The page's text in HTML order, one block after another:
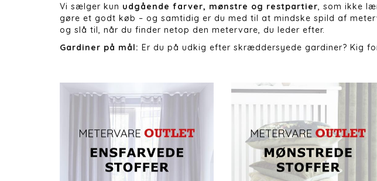
Vi sælger kun udgående farver, mønstre og restpartier, som ikke
gøre et godt køb – og samtidig er du med til at mindske spild af
og slå til, når du finder netop den metervare, du leder efter.
Gardiner på mål: Er du på udkig efter skræddersyede gardiner? Kig